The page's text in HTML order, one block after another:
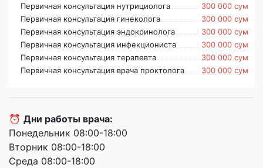
Первичная консультация нутрициолога
300 000 сум
Первичная консультация гинеколога
300 000 сум
Первичная консультация эндокринолога
300 000 сум
Первичная консультация инфекциониста
300 000 сум
Первичная консультация терапевта
300 000 сум
Первичная консультация врача проктолога
300 000 сум
⏰ Дни работы врача:
Понедельник 08:00-18:00
Вторник 08:00-18:00
Среда 08:00-18:00